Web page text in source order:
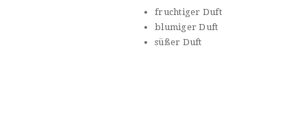
fruchtiger Duft
blumiger Duft
süßer Duft